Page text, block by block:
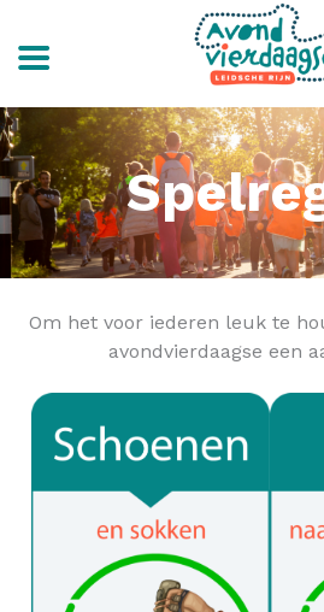
naar
de
inhoud
Om het voor iederen leuk te
avondvierdaagse een